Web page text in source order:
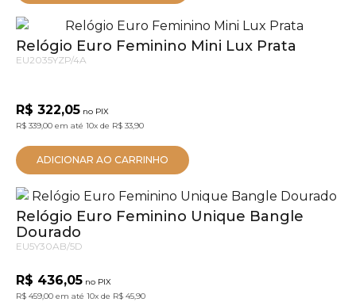
Relógio Euro Feminino Mini Lux Prata
EU2035YZP/4A
R$ 322,05 no PIX
R$ 339,00 em até 10x de R$ 33,90
ADICIONAR AO CARRINHO
Relógio Euro Feminino Unique Bangle
Dourado
EU5Y30AB/5D
R$ 436,05 no PIX
R$ 459,00 em até 10x de R$ 45,90